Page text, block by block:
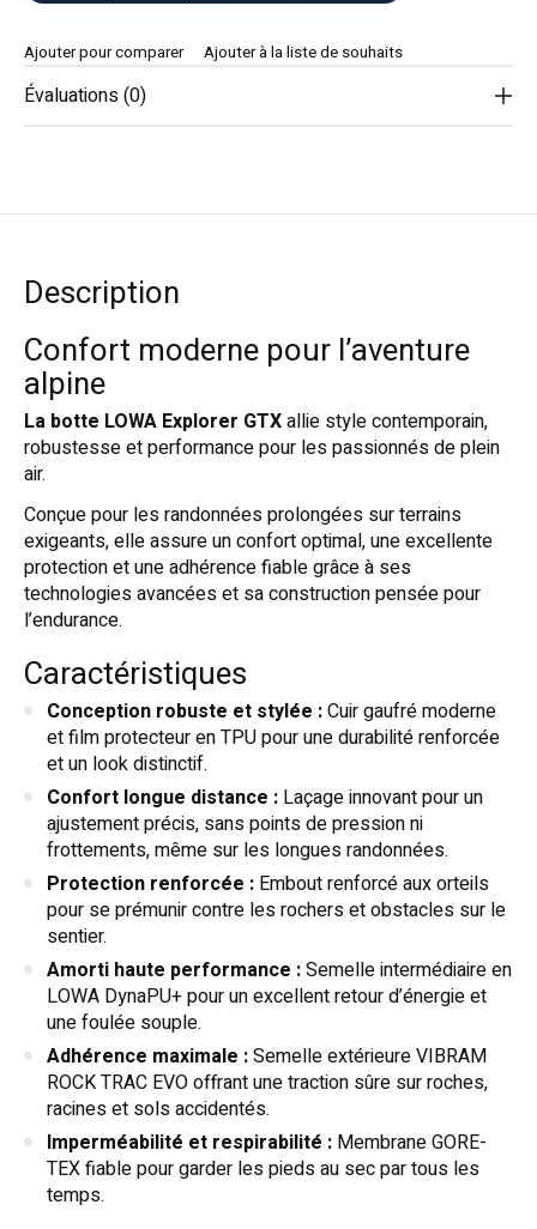
Ajouter pour comparer Ajouter à la liste de souhaits
Évaluations (0)
Description
Confort moderne pour l’aventure
alpine
La botte LOWA Explorer GTXallie style contemporain,
robustesse et performance pour les passionnés de plein
air.
Conçue pour les randonnées prolongées sur terrains
exigeants, elle assure un confort optimal, une excellente
protection et une adhérence fiable grâce à ses
technologies avancées et sa construction pensée pour
l’endurance.
Caractéristiques
Conception robuste et stylée :Cuir gaufré moderne
et film protecteur en TPU pour une durabilité renforcée
et un look distinctif.
Confort longue distance : Laçage innovant pour un
ajustement précis, sans points de pression ni
frottements, même sur les longues randonnées.
Protection renforcée : Embout renforcé aux orteils
pour se prémunir contre les rochers et obstacles sur le
sentier.
Amorti haute performance :Semelle intermédiaire en
LOWA DynaPU+ pour un excellent retour d’énergie et
une foulée souple.
Adhérence maximale :Semelle extérieure VIBRAM
ROCK TRAC EVO offrant une traction sûre sur roches,
racines et sols accidentés.
Imperméabilité et respirabilité : Membrane GORE-
TEX fiable pour garder les pieds au sec par tous les
temps.